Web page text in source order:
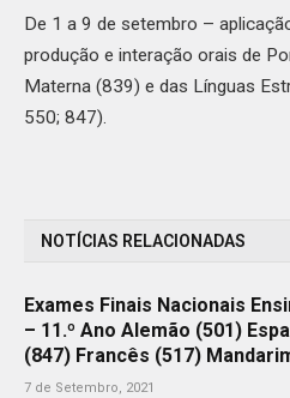
De 1 a 9 de setembro –
produção e interação orais de
Materna (839) e das Línguas
550; 847).
NOTÍCIAS RELACIONADAS
Exames Finais Nacionais
– 11.º Ano Alemão (501)
(847) Francês (517)
7 de Setembro, 2021